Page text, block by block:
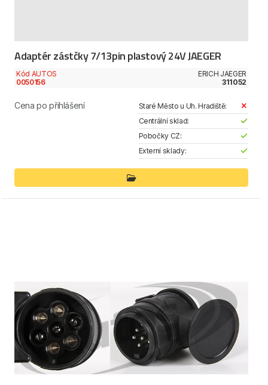
Adaptér zástčky 7/13pin plastový 24V JAEGER
Kód AUTOS
0050156
ERICH JAEGER
311052
Cena po přihlášení
Staré Město u Uh. Hradiště:
Centrální sklad:
Pobočky CZ:
Externí sklady: